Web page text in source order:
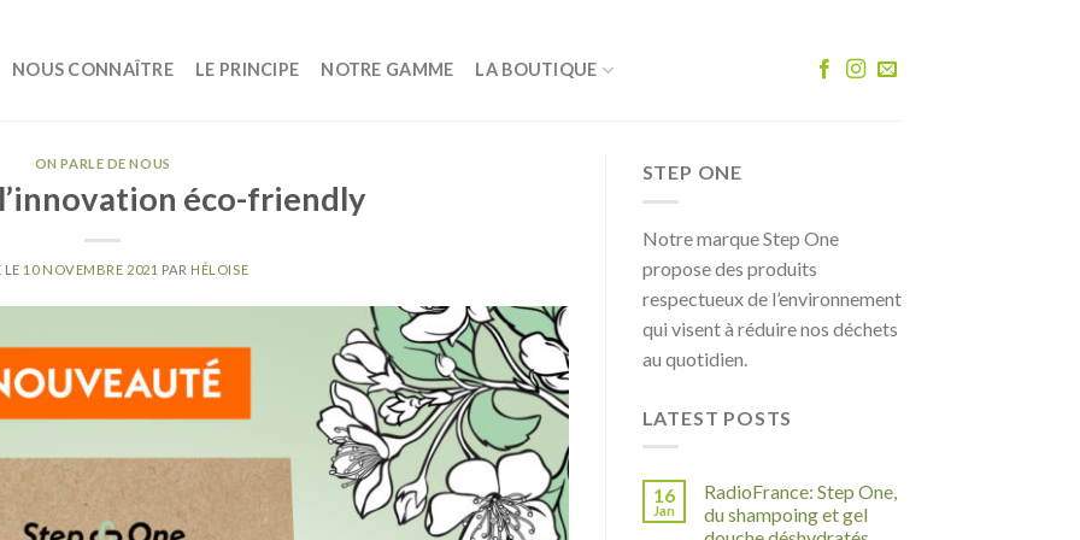
NOUS CONNAÎTRE LE PRINCIPE NOTRE GAMME LA BOUTIQUE
ON PARLE DE NOUS
éco-friendly
LE 10 NOVEMBRE 2021 PAR HÉLOISE
STEP ONE
Notre marque Step One
propose des produits
respectueux de l’environnement
qui visent à réduire nos déchets
au quotidien.
LATEST POSTS
16
Jan
RadioFrance: Step One,
du shampoing et gel